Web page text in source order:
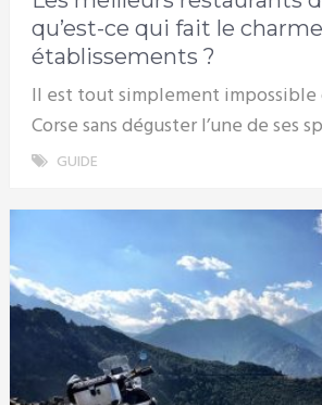
qu’est-ce qui fait le
établissements ?
Il est tout simplement
Corse sans déguster l’une de ses
GUIDE